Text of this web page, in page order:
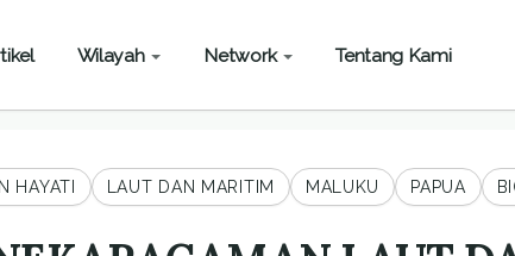
Wilayah Network Tentang Kami
HAYATI LAUT DAN MARITIM MALUKU PAPUA